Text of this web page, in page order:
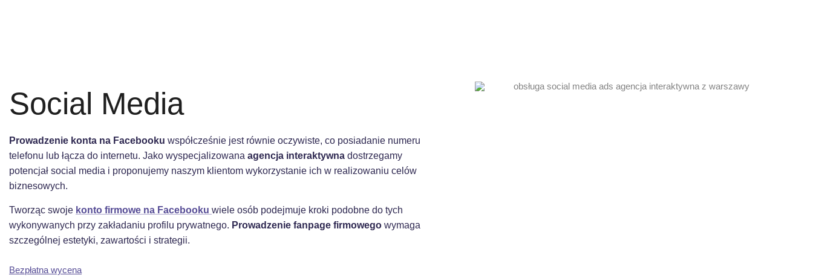
Social Media
Prowadzenie konta na Facebooku współcześnie jest równie oczywiste, co posiadanie numeru
telefonu lub łącza do internetu. Jako wyspecjalizowana agencja interaktywna dostrzegamy
potencjał social media i proponujemy naszym klientom wykorzystanie ich w realizowaniu celów
biznesowych.
Tworząc swoje konto firmowe na Facebooku wiele osób podejmuje kroki podobne do tych
wykonywanych przy zakładaniu profilu prywatnego. Prowadzenie fanpage firmowego wymaga
szczególnej estetyki, zawartości i strategii.
Bezpłatna wycena